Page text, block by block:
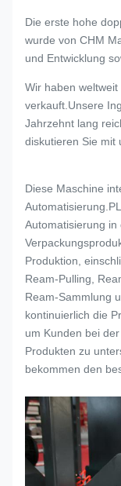
Die erste hohe
wurde von CHM
und Entwicklung
Wir haben
verkauft.Unsere
Jahrzehnt lang
diskutieren Sie mit
Diese Maschine
Automatisierung
Produktion,
Ream-Pulling,
Ream-Sammlung
kontinuierlich die
um Kunden bei
Produkten zu
bekommen den